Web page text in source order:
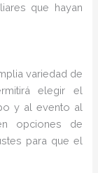
que hayan
variedad de
elegir el
y al evento al
opciones de
para que el